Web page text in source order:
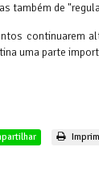
também de
continuarem
uma parte